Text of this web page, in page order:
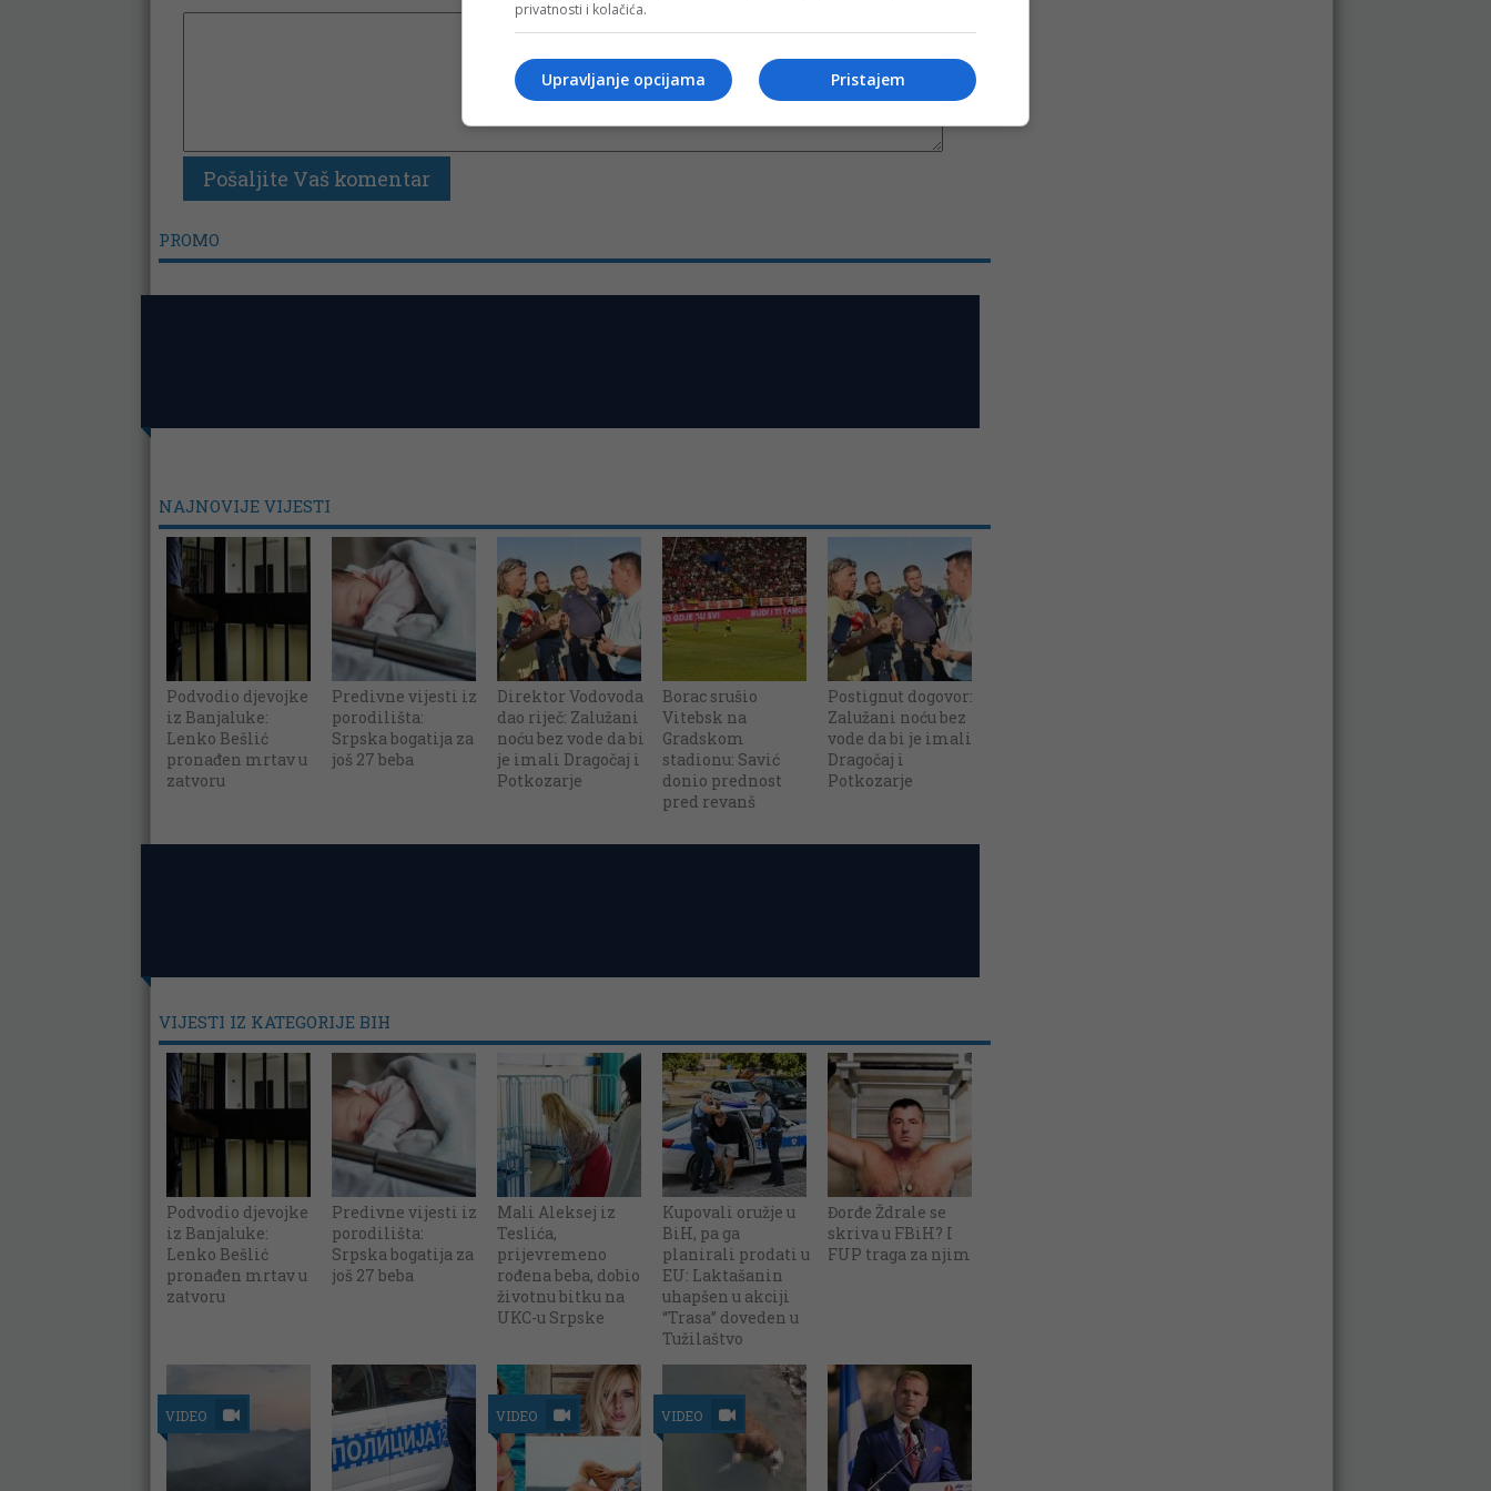
PROMO
NAJNOVIJE VIJESTI
Podvodio djevojke
iz Banjaluke:
Lenko Bešlić
pronađen mrtav u
zatvoru
Predivne vijesti iz
porodilišta:
Srpska bogatija za
još 27 beba
Direktor Vodovoda
dao riječ: Zalužani
noću bez vode da bi
je imali Dragočaj i
Potkozarje
Borac srušio
Vitebsk na
Gradskom
stadionu: Savić
donio prednost
pred revanš
Postignut dogovor:
Zalužani noću bez
vode da bi je imali
Dragočaj i
Potkozarje
VIJESTI IZ KATEGORIJE BIH
Podvodio djevojke
iz Banjaluke:
Lenko Bešlić
pronađen mrtav u
zatvoru
Predivne vijesti iz
porodilišta:
Srpska bogatija za
još 27 beba
Mali Aleksej iz
Teslića,
prijevremeno
rođena beba, dobio
životnu bitku na
UKC-u Srpske
Kupovali oružje u
BiH, pa ga
planirali prodati u
EU: Laktašanin
uhapšen u akciji
“Trasa” doveden u
Tužilaštvo
Đorđe Ždrale se
skriva u FBiH? I
FUP traga za njim
VIDEO VIDEO VIDEO
privatnosti i kolačića.
Pristajem
Upravljanje opcijama